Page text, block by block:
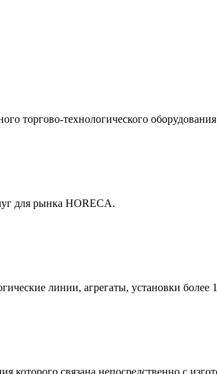
торгово-технологического
для рынка HORECA.
линии, агрегаты, установки более